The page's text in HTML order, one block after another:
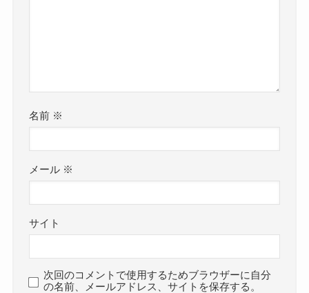
名前 ※
メール ※
サイト
次回のコメントで使用するためブラウザーに自分
の名前、メールアドレス、サイトを保存する。